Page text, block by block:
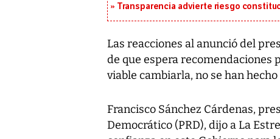
Transparencia advierte riesgo
Las reacciones al anunció del
de que espera recomendaciones
viable cambiarla, no se han hecho
Francisco Sánchez Cárdenas,
Democrático (PRD), dijo a La